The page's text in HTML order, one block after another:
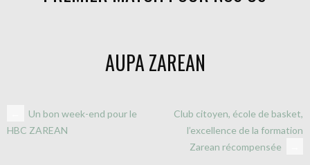
AUPA ZAREAN
NAVIGATION
Un bon week-end pour le
HBC ZAREAN
Club citoyen, école de basket,
l’excellence de la formation
Zarean récompensée